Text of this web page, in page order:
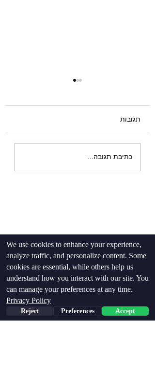
תגובות
כתיבת תגובה...
Phone Email Facebook
We use cookies to enhance your experience,
analyze traffic, and personalize content. Some
cookies are essential, while others help us
understand how you interact with our site. You
can manage your preferences at any time.
Privacy Policy
Reject Preferences Accept